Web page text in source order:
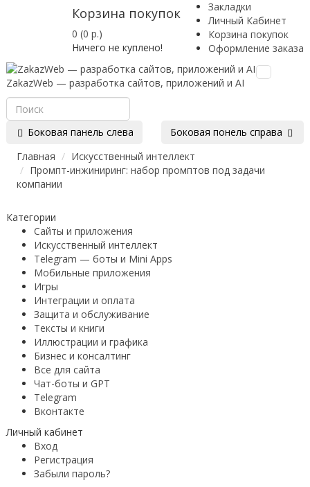
Закладки
Личный Кабинет
Корзина покупок
Оформление заказа
Корзина покупок
0 (0 р.)
Ничего не куплено!
ZakazWeb — разработка сайтов, приложений и AI
Toggle
Боковая панель слева
Боковая понель справа
Главная
Искусственный интеллект
Промпт-инжиниринг: набор промптов под задачи
компании
Категории
Сайты и приложения
Искусственный интеллект
Telegram — боты и Mini Apps
Мобильные приложения
Игры
Интеграции и оплата
Защита и обслуживание
Тексты и книги
Иллюстрации и графика
Бизнес и консалтинг
Все для сайта
Чат-боты и GPT
Telegram
Вконтакте
Личный кабинет
Вход
Регистрация
Забыли пароль?